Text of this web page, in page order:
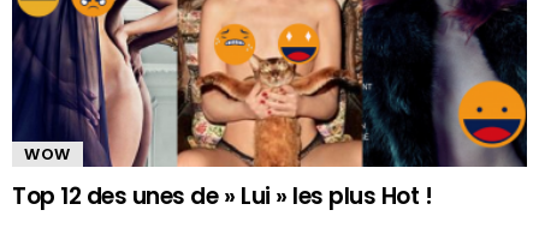
WOW
Top 12 des unes de » Lui » les plus Hot !